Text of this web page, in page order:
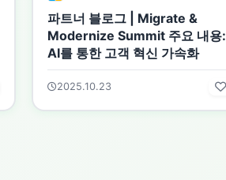
파트너 블로그 | Migrate &
Modernize Summit 주요 내용:
AI를 통한 고객 혁신 가속화
2025.10.23